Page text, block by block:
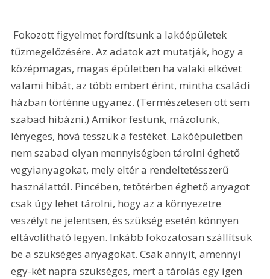
tűzmegelőzésére. Az adatok azt mutatják, hogy a
középmagas, magas épületben ha valaki elkövet
valami hibát, az több embert érint, mintha családi
házban történne ugyanez. (Természetesen ott sem
szabad hibázni.) Amikor festünk, mázolunk,
lényeges, hová tesszük a festéket. Lakóépületben
nem szabad olyan mennyiségben tárolni éghető
vegyianyagokat, mely eltér a rendeltetésszerű
használattól. Pincében, tetőtérben éghető anyagot
csak úgy lehet tárolni, hogy az a környezetre
veszélyt ne jelentsen, és szükség esetén könnyen
eltávolítható legyen. Inkább fokozatosan szállítsuk
be a szükséges anyagokat. Csak annyit, amennyi
egy-két napra szükséges, mert a tárolás egy igen